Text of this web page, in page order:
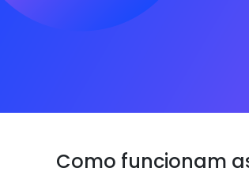
Como funcionam